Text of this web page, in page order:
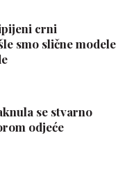
crni
smo slične modele
se stvarno
odjeće